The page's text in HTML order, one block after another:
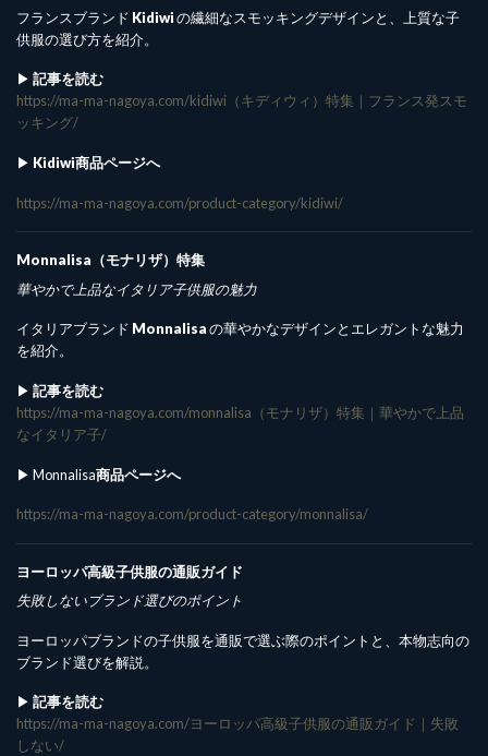
フランスブランド Kidiwiの繊細なスモッキングデザインと、上質な子
供服の選び方を紹介。
▶︎ 記事を読む
https://ma-ma-nagoya.com/kidiwi（キディウィ）特集｜フランス発スモ
ッキング/
▶︎ Kidiwi商品ページへ
https://ma-ma-nagoya.com/product-category/kidiwi/
Monnalisa（モナリザ）特集
華やかで上品なイタリア子供服の魅力
イタリアブランド Monnalisaの華やかなデザインとエレガントな魅力
を紹介。
▶︎ 記事を読む
https://ma-ma-nagoya.com/monnalisa（モナリザ）特集｜華やかで上品
なイタリア子/
▶︎ Monnalisa商品ページへ
https://ma-ma-nagoya.com/product-category/monnalisa/
ヨーロッパ高級子供服の通販ガイド
失敗しないブランド選びのポイント
ヨーロッパブランドの子供服を通販で選ぶ際のポイントと、本物志向の
ブランド選びを解説。
▶︎ 記事を読む
https://ma-ma-nagoya.com/ヨーロッパ高級子供服の通販ガイド｜失敗
しない/